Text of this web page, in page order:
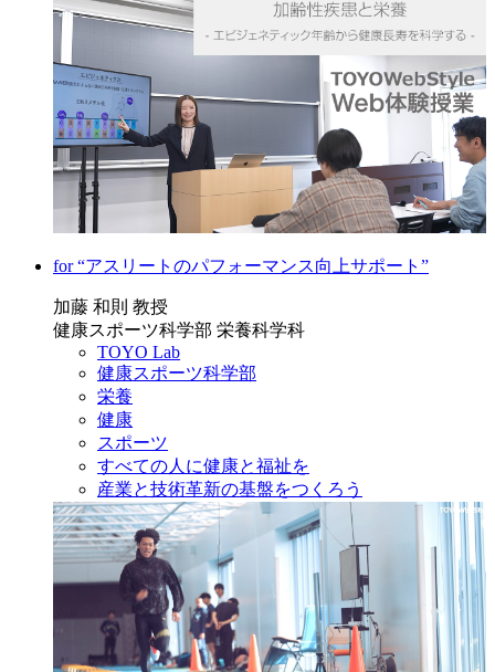
for “アスリートのパフォーマンス向上サポート”
加藤 和則 教授
健康スポーツ科学部 栄養科学科
TOYO Lab
健康スポーツ科学部
栄養
健康
スポーツ
すべての人に健康と福祉を
産業と技術革新の基盤をつくろう